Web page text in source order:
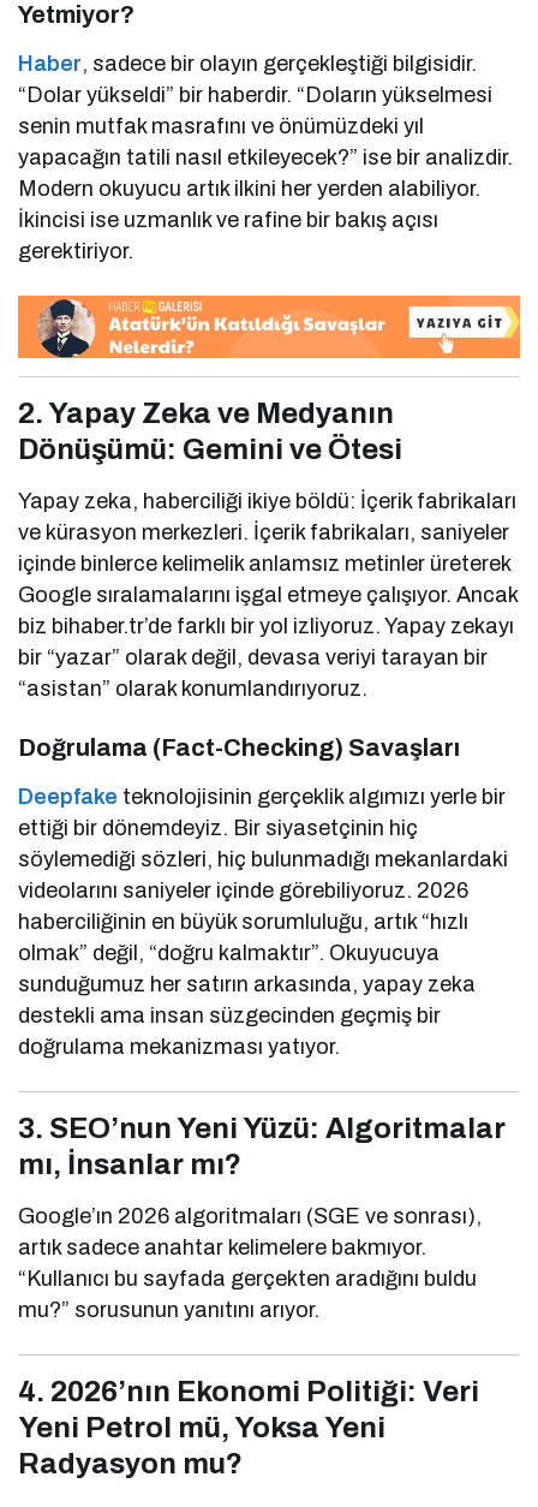
Yetmiyor?
Haber, sadece bir olayın gerçekleştiği bilgisidir.
“Dolar yükseldi” bir haberdir. “Doların yükselmesi
senin mutfak masrafını ve önümüzdeki yıl
yapacağın tatili nasıl etkileyecek?” ise bir analizdir.
Modern okuyucu artık ilkini her yerden alabiliyor.
İkincisi ise uzmanlık ve rafine bir bakış açısı
gerektiriyor.
2. Yapay Zeka ve Medyanın
Dönüşümü: Gemini ve Ötesi
Yapay zeka, haberciliği ikiye böldü: İçerik fabrikaları
ve kürasyon merkezleri. İçerik fabrikaları, saniyeler
içinde binlerce kelimelik anlamsız metinler üreterek
Google sıralamalarını işgal etmeye çalışıyor. Ancak
biz bihaber.tr’de farklı bir yol izliyoruz. Yapay zekayı
bir “yazar” olarak değil, devasa veriyi tarayan bir
“asistan” olarak konumlandırıyoruz.
Doğrulama (Fact-Checking) Savaşları
Deepfake teknolojisinin gerçeklik algımızı yerle bir
ettiği bir dönemdeyiz. Bir siyasetçinin hiç
söylemediği sözleri, hiç bulunmadığı mekanlardaki
videolarını saniyeler içinde görebiliyoruz. 2026
haberciliğinin en büyük sorumluluğu, artık “hızlı
olmak” değil, “doğru kalmaktır”. Okuyucuya
sunduğumuz her satırın arkasında, yapay zeka
destekli ama insan süzgecinden geçmiş bir
doğrulama mekanizması yatıyor.
3. SEO’nun Yeni Yüzü: Algoritmalar
mı, İnsanlar mı?
Google’ın 2026 algoritmaları (SGE ve sonrası),
artık sadece anahtar kelimelere bakmıyor.
“Kullanıcı bu sayfada gerçekten aradığını buldu
mu?” sorusunun yanıtını arıyor.
4. 2026’nın Ekonomi Politiği: Veri
Yeni Petrol mü, Yoksa Yeni
Radyasyon mu?